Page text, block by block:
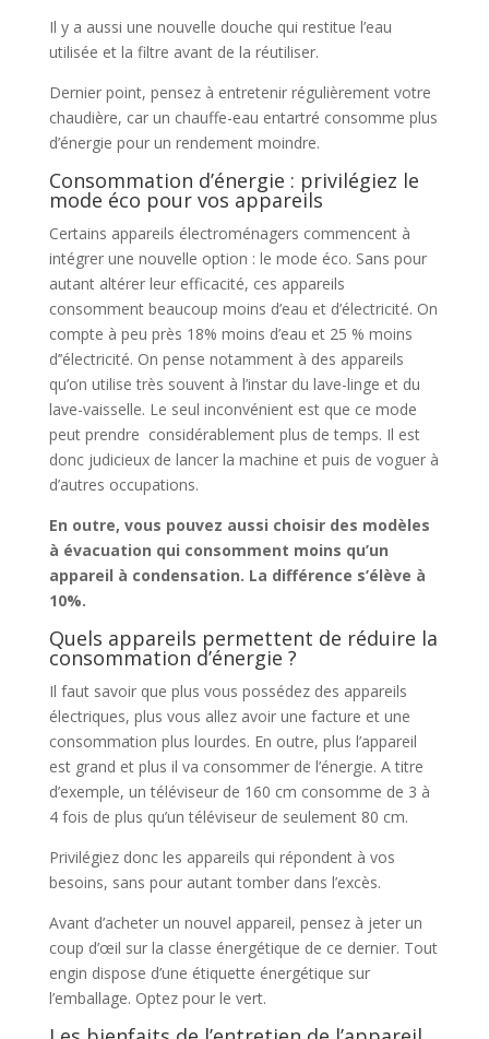
Il y a aussi une nouvelle douche qui restitue l’eau
utilisée et la filtre avant de la réutiliser.
Dernier point, pensez à entretenir régulièrement votre
chaudière, car un chauffe-eau entartré consomme plus
d’énergie pour un rendement moindre.
Consommation d’énergie : privilégiez le
mode éco pour vos appareils
Certains appareils électroménagers commencent à
intégrer une nouvelle option : le mode éco. Sans pour
autant altérer leur efficacité, ces appareils
consomment beaucoup moins d’eau et d’électricité. On
compte à peu près 18% moins d’eau et 25 % moins
d’’électricité. On pense notamment à des appareils
qu’on utilise très souvent à l’instar du lave-linge et du
lave-vaisselle. Le seul inconvénient est que ce mode
peut prendre considérablement plus de temps. Il est
donc judicieux de lancer la machine et puis de voguer à
d’autres occupations.
En outre, vous pouvez aussi choisir des modèles
à évacuation qui consomment moins qu’un
appareil à condensation. La différence s’élève à
10%.
Quels appareils permettent de réduire la
consommation d’énergie ?
Il faut savoir que plus vous possédez des appareils
électriques, plus vous allez avoir une facture et une
consommation plus lourdes. En outre, plus l’appareil
est grand et plus il va consommer de l’énergie. A titre
d’exemple, un téléviseur de 160 cm consomme de 3 à
4 fois de plus qu’un téléviseur de seulement 80 cm.
Privilégiez donc les appareils qui répondent à vos
besoins, sans pour autant tomber dans l’excès.
Avant d’acheter un nouvel appareil, pensez à jeter un
coup d’œil sur la classe énergétique de ce dernier. Tout
engin dispose d’une étiquette énergétique sur
l’emballage. Optez pour le vert.